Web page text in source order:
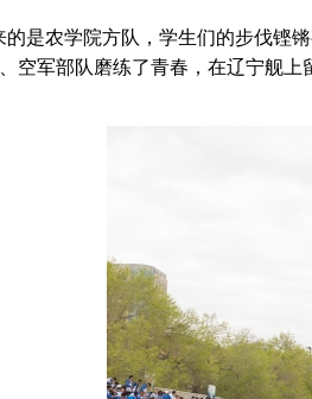
的是农学院方队，学生们的步伐铿
空军部队磨练了青春，在辽宁舰